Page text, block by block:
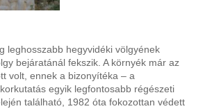
leghosszabb hegyvidéki völgyének
bejáratánál fekszik. A környék már az
volt, ennek a bizonyítéka – a
egyik legfontosabb régészeti
található, 1982 óta fokozottan védett